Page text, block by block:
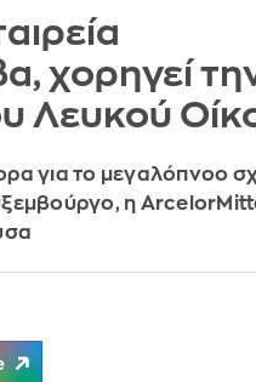
χορηγεί
Λευκού
για το μεγαλόπνοο
η